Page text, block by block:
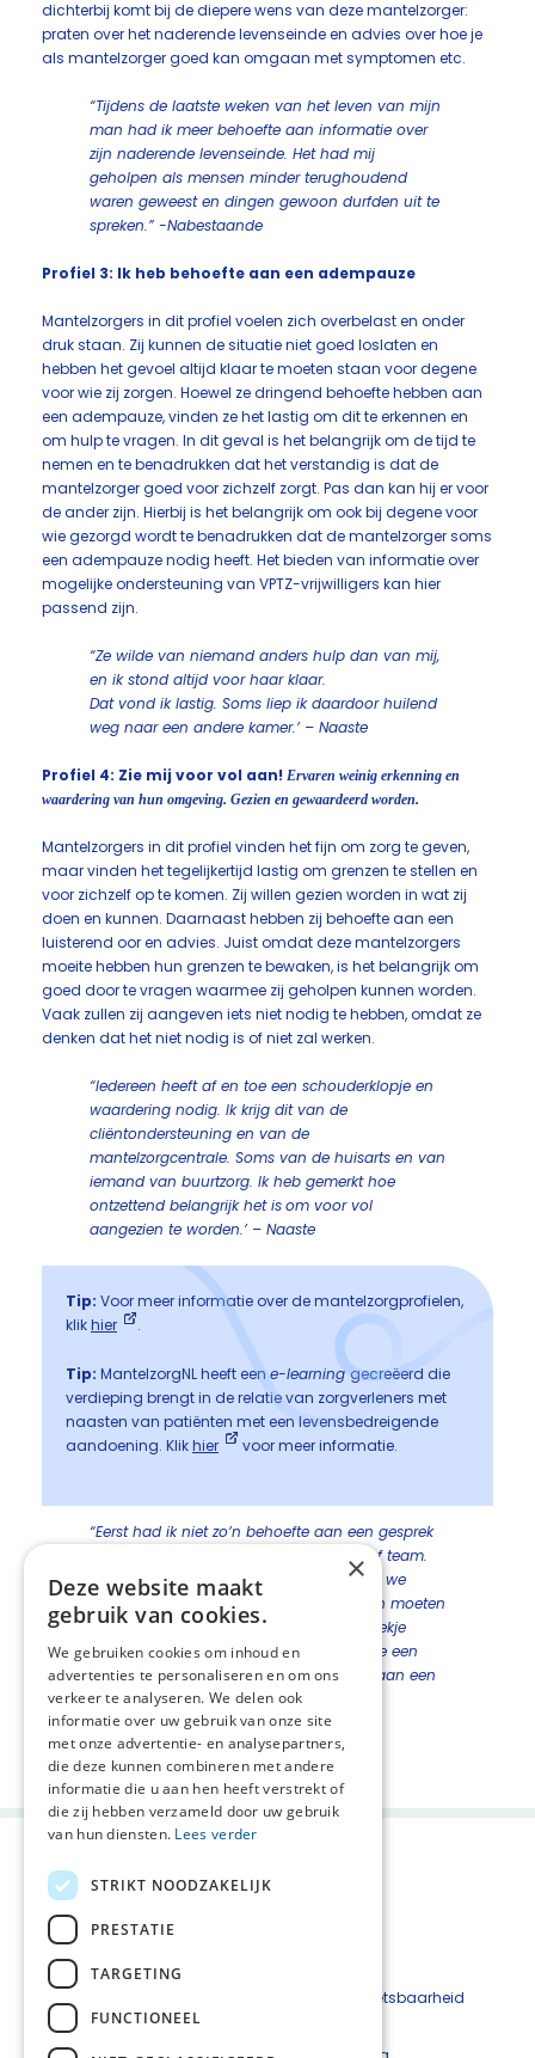
dichterbij komt bij de diepere wens van deze mantelzorger:
praten over het naderende levenseinde en advies over hoe je
als mantelzorger goed kan omgaan met symptomen etc.
“Tijdens de laatste weken van het leven van mijn
man had ik meer behoefte aan informatie over
zijn naderende levenseinde. Het had mij
geholpen als mensen minder terughoudend
waren geweest en dingen gewoon durfden uit te
spreken.” -Nabestaande
Profiel 3: Ik heb behoefte aan een adempauze
Mantelzorgers in dit profiel voelen zich overbelast en onder
druk staan. Zij kunnen de situatie niet goed loslaten en
hebben het gevoel altijd klaar te moeten staan voor degene
voor wie zij zorgen. Hoewel ze dringend behoefte hebben aan
een adempauze, vinden ze het lastig om dit te erkennen en
om hulp te vragen. In dit geval is het belangrijk om de tijd te
nemen en te benadrukken dat het verstandig is dat de
mantelzorger goed voor zichzelf zorgt. Pas dan kan hij er voor
de ander zijn. Hierbij is het belangrijk om ook bij degene voor
wie gezorgd wordt te benadrukken dat de mantelzorger soms
een adempauze nodig heeft. Het bieden van informatie over
mogelijke ondersteuning van VPTZ-vrijwilligers kan hier
passend zijn.
“Ze wilde van niemand anders hulp dan van mij,
en ik stond altijd voor haar klaar.
Dat vond ik lastig. Soms liep ik daardoor huilend
weg naar een andere kamer.’ – Naaste
Profiel 4: Zie mij voor vol aan! Ervaren weinig erkenning en
waardering van hun omgeving. Gezien en gewaardeerd worden.
Mantelzorgers in dit profiel vinden het fijn om zorg te geven,
maar vinden het tegelijkertijd lastig om grenzen te stellen en
voor zichzelf op te komen. Zij willen gezien worden in wat zij
doen en kunnen. Daarnaast hebben zij behoefte aan een
luisterend oor en advies. Juist omdat deze mantelzorgers
moeite hebben hun grenzen te bewaken, is het belangrijk om
goed door te vragen waarmee zij geholpen kunnen worden.
Vaak zullen zij aangeven iets niet nodig te hebben, omdat ze
denken dat het niet nodig is of niet zal werken.
“Iedereen heeft af en toe een schouderklopje en
waardering nodig. Ik krijg dit van de
cliëntondersteuning en van de
mantelzorgcentrale. Soms van de huisarts en van
iemand van buurtzorg. Ik heb gemerkt hoe
ontzettend belangrijk het isom voor vol
aangezien te worden.’ – Naaste
Tip: Voor meer informatie over de mantelzorgprofielen,
klikhier .
Tip: MantelzorgNL heeft een e-learninggecreëerd die
verdieping brengt in de relatie van zorgverleners met
naasten van patiënten met een levensbedreigende
aandoening. Klikhier voor meer informatie.
“Eerst had ik niet zo’n behoefte aan een gesprek
met een van de dames van het palliatief team.
Tot ze zei: ‘Kom toch maar even mee’, en we
ineens een uur zaten te praten. Misschien moeten
zorgverleners dus iets actiever een gesprekje
aanbieden, of gewoon zeggen: ‘Zullen we een
kopje thee drinken’, en kijken of er spontaan een
gesprek ontstaat.” – Naaste
Deel deze pagina:
Beveiligingskwetsbaarheid
×
Deze website maakt
gebruik van cookies.
We gebruiken cookies om inhoud en
advertenties te personaliseren en om ons
verkeer te analyseren. We delen ook
informatie over uw gebruik van onze site
met onze advertentie- en analysepartners,
die deze kunnen combineren met andere
informatie die u aan hen heeft verstrekt of
die zij hebben verzameld door uw gebruik
van hun diensten. Lees verder
STRIKT NOODZAKELIJK
PRESTATIE
TARGETING
FUNCTIONEEL